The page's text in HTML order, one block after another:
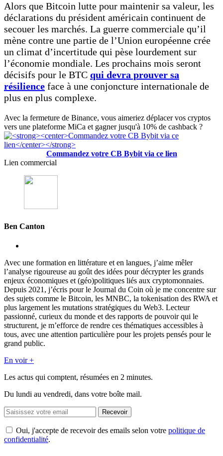
Alors que Bitcoin lutte pour maintenir sa valeur, les
déclarations du président américain continuent de
secouer les marchés. La guerre commerciale qu’il
mène contre une partie de l’Union européenne crée
un climat d’incertitude qui pèse lourdement sur
l’économie mondiale. Les prochains mois seront
décisifs pour le BTC qui devra prouver sa
résilience face à une conjoncture internationale de
plus en plus complexe.
Avec la fermeture de Binance, vous aimeriez déplacer vos cryptos
vers une plateforme MiCa et gagner jusqu'à 10% de cashback ?
Commandez votre CB Bybit via ce lien
Lien commercial
Ben Canton
Avec une formation en littérature et en langues, j’aime mêler
l’analyse rigoureuse au goût des idées pour décrypter les grands
enjeux économiques et (géo)politiques liés aux cryptomonnaies.
Depuis 2021, j’écris pour le Journal du Coin où je me concentre sur
des sujets comme le Bitcoin, les MNBC, la tokenisation des RWA et
plus largement les mutations stratégiques du Web3. Lecteur
passionné, curieux du monde et des rapports de pouvoir qui le
structurent, je m’efforce de rendre ces thématiques accessibles à
tous, avec une attention particulière pour les projets pensés pour le
grand public.
En voir +
Les actus qui comptent, résumées en 2 minutes.
Du lundi au vendredi, dans votre boîte mail.
Recevoir
Oui, j'accepte de recevoir des emails selon votre politique de
confidentialité.